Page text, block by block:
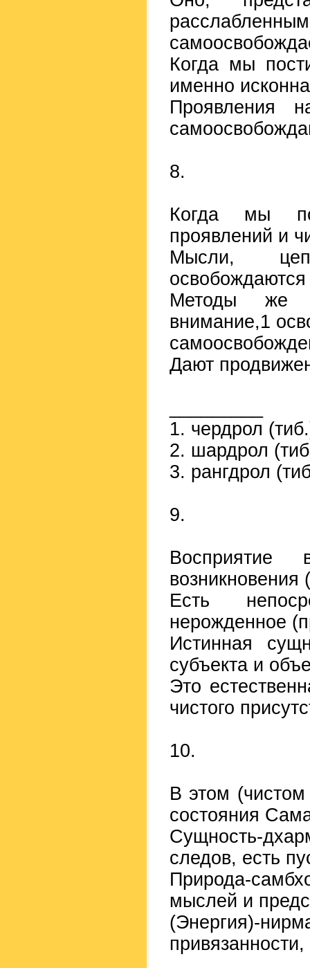
Когда мы
именно
Проявления
8.
Когда мы
проявлений и
Мысли,
освобождаются
Методы же
внимание,1
Дают
1. чердрол
2. шардрол
3. рангдрол
9.
Восприятие
Есть
нерожденное
Истинная
субъекта и
Это
чистого
10.
В этом (чистом
состояния
Сущность-
следов, есть
Природа-
мыслей и
(Энергия)-